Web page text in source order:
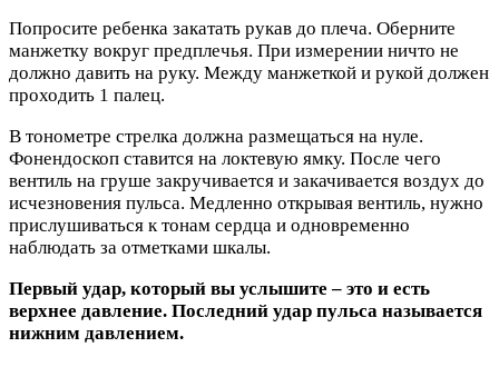
Попросите ребенка закатать рукав до плеча. Оберните
манжетку вокруг предплечья. При измерении ничто не
должно давить на руку. Между манжеткой и рукой должен
проходить 1 палец.
В тонометре стрелка должна размещаться на нуле.
Фонендоскоп ставится на локтевую ямку. После чего
вентиль на груше закручивается и закачивается воздух до
исчезновения пульса. Медленно открывая вентиль, нужно
прислушиваться к тонам сердца и одновременно
наблюдать за отметками шкалы.
Первый удар, который вы услышите – это и есть
верхнее давление. Последний удар пульса называется
нижним давлением.